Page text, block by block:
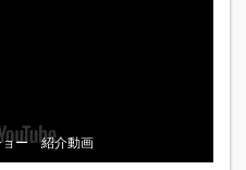
ョー 紹介動画